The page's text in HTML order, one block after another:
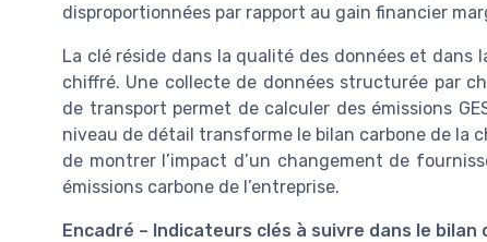
disproportionnées par rapport au gain financier
La clé réside dans la qualité des données et
chiffré. Une collecte de données structurée par
de transport permet de calculer des émissions
niveau de détail transforme le bilan carbone de la
de montrer l’impact d’un changement de
émissions carbone de l’entreprise.
Encadré – Indicateurs clés à suivre dans le bilan